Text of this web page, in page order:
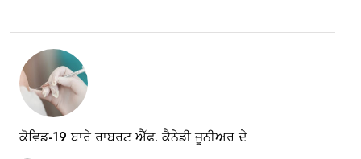
ਕੋਵਿਡ-19 ਬਾਰੇ ਰਾਬਰਟ ਐੱਫ. ਕੈਨੇਡੀ ਜੂਨੀਅਰ ਦੇ